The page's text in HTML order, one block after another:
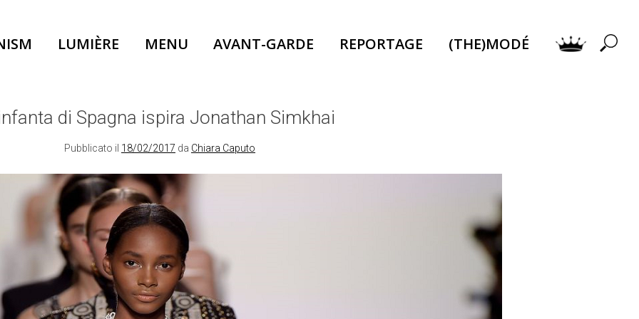
LUMIÈRE MENU AVANT-GARDE REPORTAGE (THE)MODÉ
di Spagna ispira Jonathan Simkhai
Pubblicato il 18/02/2017 da Chiara Caputo